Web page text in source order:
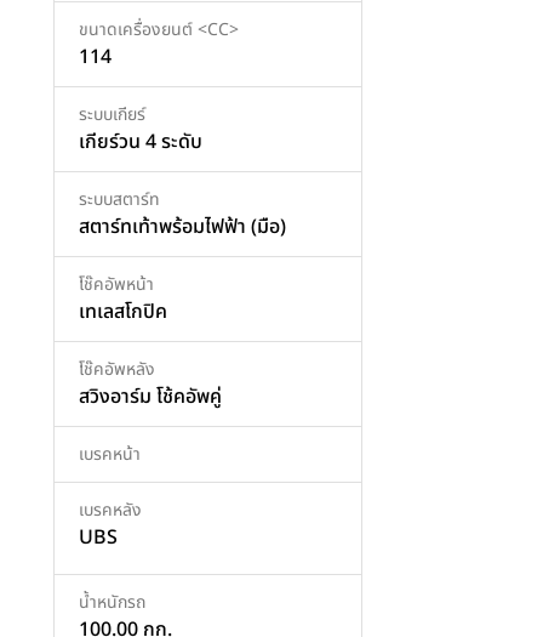
ขนาดเครื่องยนต์ <CC>
114
ระบบเกียร์
เกียร์วน 4 ระดับ
ระบบสตาร์ท
สตาร์ทเท้าพร้อมไฟฟ้า (มือ)
โช๊คอัพหน้า
เทเลสโกปิค
โช๊คอัพหลัง
สวิงอาร์ม โช้คอัพคู่
เบรคหน้า
เบรคหลัง
UBS
น้ำหนักรถ
100.00 กก.